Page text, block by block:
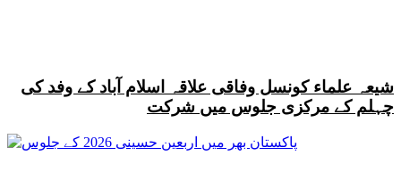
شیعہ علماء کونسل وفاقی علاقہ اسلام آباد کے وفد کی
چہلم کے مرکزی جلوس میں شرکت